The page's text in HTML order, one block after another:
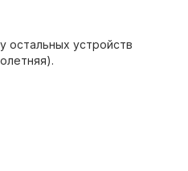
остальных устройств